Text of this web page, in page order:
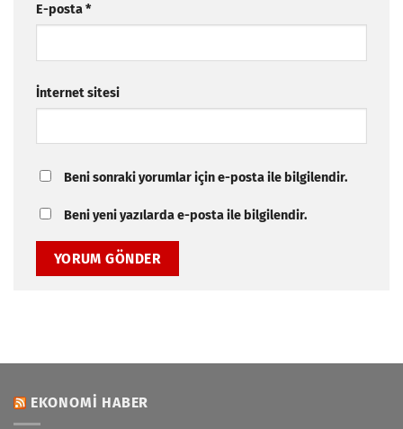
E-posta*
İnternet sitesi
Beni sonraki yorumlar için e-posta ile bilgilendir.
Beni yeni yazılarda e-posta ile bilgilendir.
EKONOMI HABER